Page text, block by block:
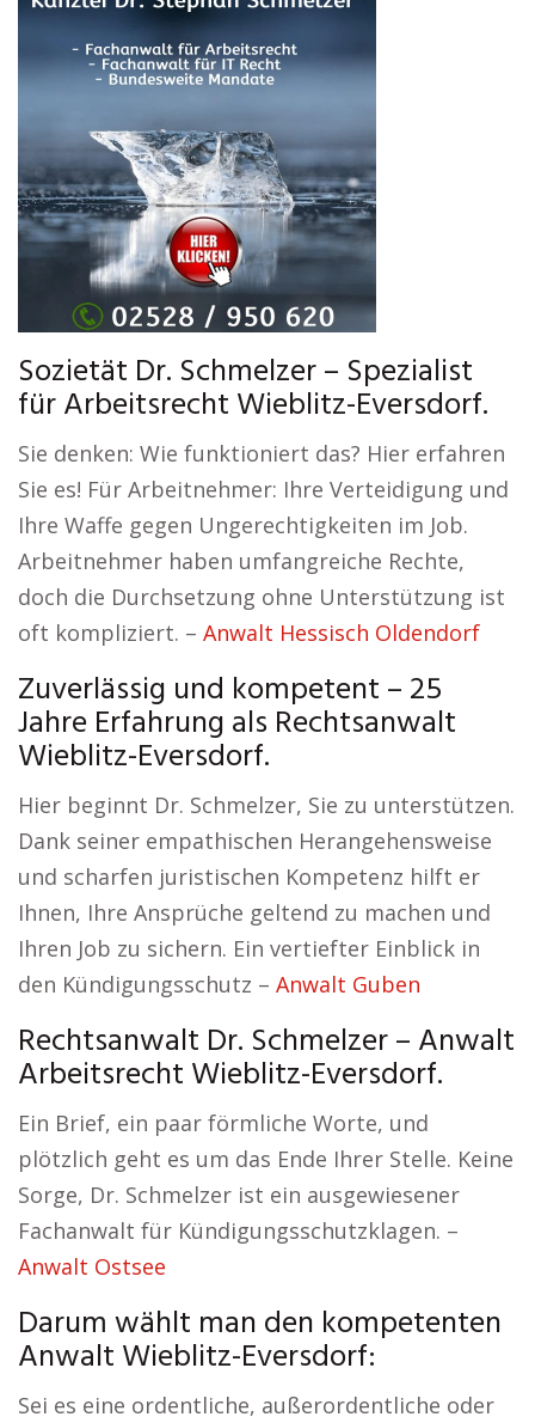
Sozietät Dr. Schmelzer – Spezialist
für Arbeitsrecht Wieblitz-Eversdorf.
Sie denken: Wie funktioniert das? Hier erfahren
Sie es! Für Arbeitnehmer: Ihre Verteidigung und
Ihre Waffe gegen Ungerechtigkeiten im Job.
Arbeitnehmer haben umfangreiche Rechte,
doch die Durchsetzung ohne Unterstützung ist
oft kompliziert. – Anwalt Hessisch Oldendorf
Zuverlässig und kompetent – 25
Jahre Erfahrung als Rechtsanwalt
Wieblitz-Eversdorf.
Hier beginnt Dr. Schmelzer, Sie zu unterstützen.
Dank seiner empathischen Herangehensweise
und scharfen juristischen Kompetenz hilft er
Ihnen, Ihre Ansprüche geltend zu machen und
Ihren Job zu sichern. Ein vertiefter Einblick in
den Kündigungsschutz – Anwalt Guben
Rechtsanwalt Dr. Schmelzer – Anwalt
Arbeitsrecht Wieblitz-Eversdorf.
Ein Brief, ein paar förmliche Worte, und
plötzlich geht es um das Ende Ihrer Stelle. Keine
Sorge, Dr. Schmelzer ist ein ausgewiesener
Fachanwalt für Kündigungsschutzklagen. –
Anwalt Ostsee
Darum wählt man den kompetenten
Anwalt Wieblitz-Eversdorf:
Sei es eine ordentliche, außerordentliche oder